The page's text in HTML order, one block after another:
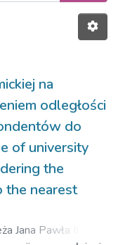
na
odległości
do
of university
the
the nearest
Jana Pawła II w